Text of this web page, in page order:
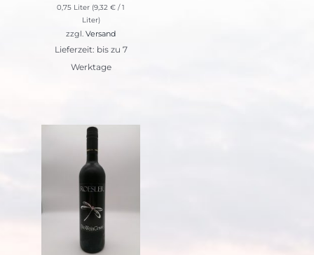
0,75 Liter (9,32€ / 1
Liter)
zzgl.Versand
Lieferzeit: bis zu 7
Werktage